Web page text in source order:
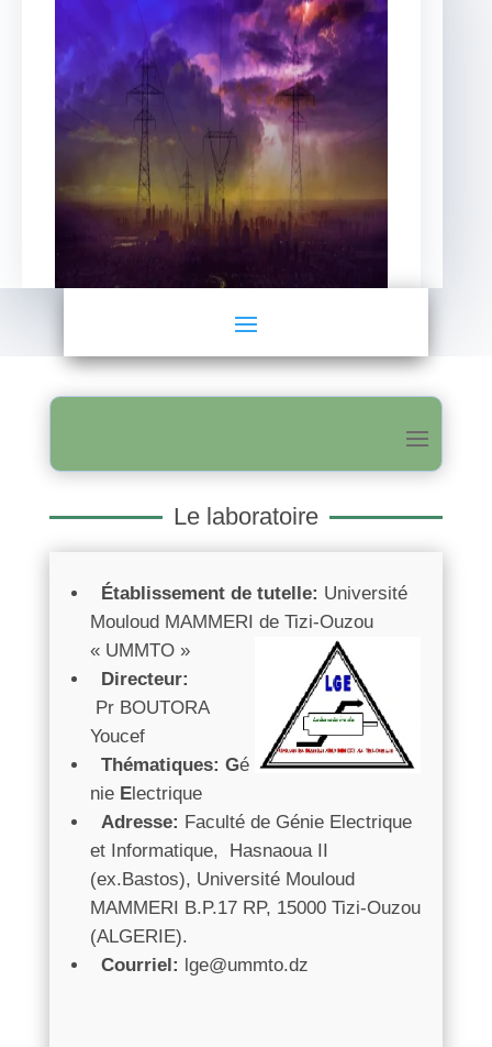
Le laboratoire
Établissement de tutelle: Université
Mouloud MAMMERI de Tizi-Ouzou
« UMMTO »
Directeur:
Pr BOUTORA
Youcef
Thématiques: Gé
nieElectrique
Adresse: Faculté de Génie Electrique
et Informatique, Hasnaoua II
(ex.Bastos), Université Mouloud
MAMMERI B.P.17 RP, 15000 Tizi-Ouzou
(ALGERIE).
Courriel: lge@ummto.dz